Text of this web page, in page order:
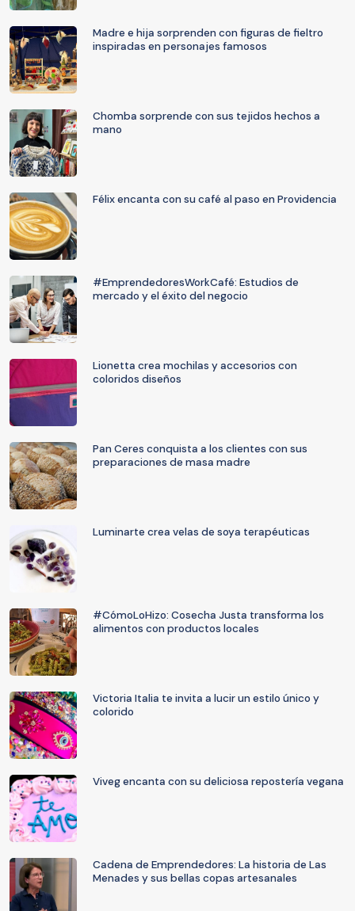
Madre e hija sorprenden con figuras de fieltro
inspiradas en personajes famosos
Chomba sorprende con sus tejidos hechos a
mano
Félix encanta con su café al paso en Providencia
#EmprendedoresWorkCafé: Estudios de
mercado y el éxito del negocio
Lionetta crea mochilas y accesorios con
coloridos diseños
Pan Ceres conquista a los clientes con sus
preparaciones de masa madre
Luminarte crea velas de soya terapéuticas
#CómoLoHizo: Cosecha Justa transforma los
alimentos con productos locales
Victoria Italia te invita a lucir un estilo único y
colorido
Viveg encanta con su deliciosa repostería vegana
Cadena de Emprendedores: La historia de Las
Menades y sus bellas copas artesanales